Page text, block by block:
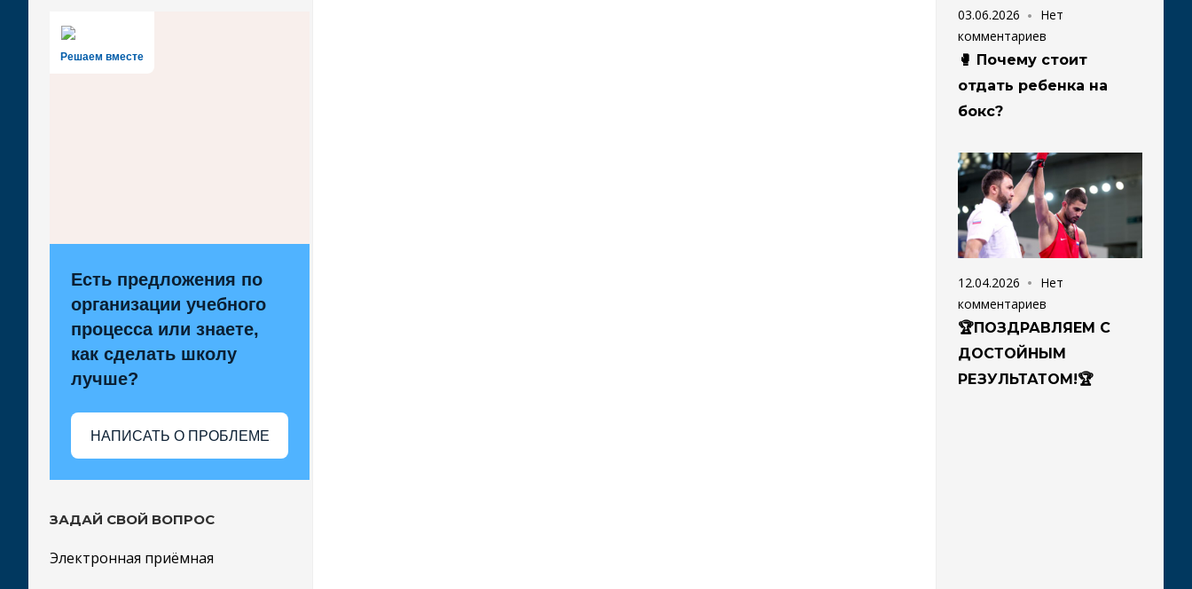
Решаем вместе
Есть предложения по
организации учебного
процесса или знаете,
как сделать школу
лучше?
НАПИСАТЬ О ПРОБЛЕМЕ
ЗАДАЙ СВОЙ ВОПРОС
Электронная приёмная
03.06.2026
Нет
комментариев
🥊 Почему стоит
отдать ребенка на
бокс?
12.04.2026
Нет
комментариев
🏆ПОЗДРАВЛЯЕМ С
ДОСТОЙНЫМ
РЕЗУЛЬТАТОМ!🏆